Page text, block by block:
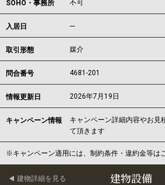
SOHO・事務所 不可
入居日 ---
取引形態 媒介
問合番号 4681-201
情報更新日 2026年7月19日
キャンペーン情報
キャンペーン詳細内容やお見
て頂きます
※キャンペーン適用には、制約条件・違約金等は
建物設備
建物詳細を見る